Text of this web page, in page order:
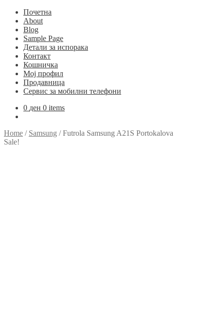
Почетна
About
Blog
Sample Page
Детали за испорака
Контакт
Кошничка
Мој профил
Продавница
Сервис за мобилни телефони
0 ден 0 items
Home / Samsung /Futrola Samsung A21S Portokalova
Sale!